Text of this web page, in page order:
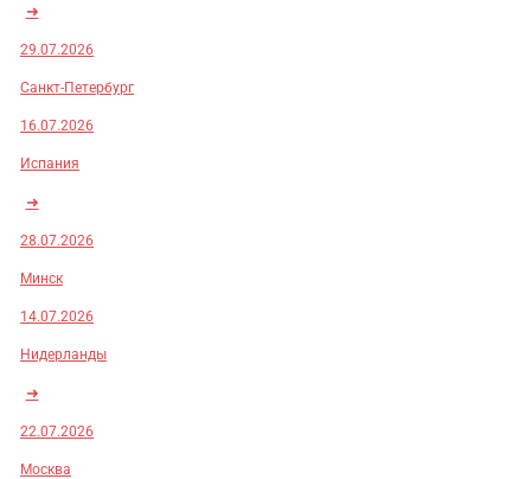
➜
29.07.2026
Санкт-Петербург
16.07.2026
Испания
➜
28.07.2026
Минск
14.07.2026
Нидерланды
➜
22.07.2026
Москва